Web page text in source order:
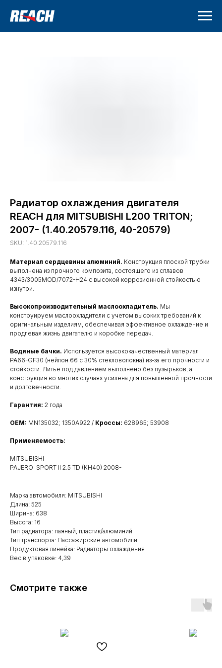
Радиатор охлаждения двигателя
REACH для MITSUBISHI L200 TRITON;
2007- (1.40.20579.116, 40-20579)
SKU: 1.40.20579.116
Материал сердцевины алюминий. Конструкция плоской трубки
выполнена из прочного композита, состоящего из сплавов
4343/3005MOD/7072-H24 с высокой коррозионной стойкостью
изнутри.
Высокопроизводительный маслоохладитель. Мы
конструируем маслоохладители с учетом высоких требований к
оригинальным изделиям, обеспечивая эффективное охлаждение и
продлевая жизнь двигателю и коробке передач.
Водяные бачки. Используется высококачественный материал
PA66-GF30 (нейлон 66 с 30% стекловолокна) из-за его прочности и
стойкости. Литье под давлением выполнено без пузырьков, а
конструкция во многих случаях усилена для повышенной прочности
и долговечности.
Гарантия: 2 года
OEM: MN135032; 1350A922 / Кроссы: 628965; 53908
Применяемость:
MITSUBISHI
PAJERO: SPORT II 2.5 TD (KH40) 2008-
Марка автомобиля: MITSUBISHI
Длина: 525
Ширина: 638
Высота: 16
Тип радиатора: паяный, пластик/алюминий
Тип транспорта: Пассажирские автомобили
Продуктовая линейка: Радиаторы охлаждения
Вес в упаковке: 4,39
Смотрите также